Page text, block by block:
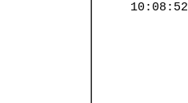
10:08:52